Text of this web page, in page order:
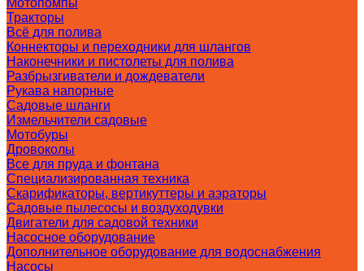
Мотопомпы
Тракторы
Всё для полива
Коннекторы и переходники для шлангов
Наконечники и пистолеты для полива
Разбрызгиватели и дождеватели
Рукава напорные
Садовые шланги
Измельчители садовые
Мотобуры
Дровоколы
Все для пруда и фонтана
Специализированная техника
Скарификаторы, вертикуттеры и аэраторы
Садовые пылесосы и воздуходувки
Двигатели для садовой техники
Насосное оборудование
Дополнительное оборудование для водоснабжения
Насосы